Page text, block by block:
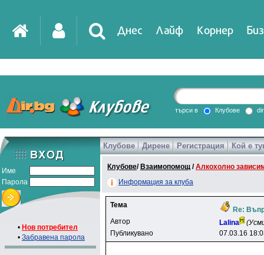
Днес Лайф Корнер
DirTV Impressio
Games
търси в Клубове
Име
Парола
• Нов потребител
• Забравена парола
Клубове Дирене Регистрация Кой е
Клубове/ Взаимопомощ /Алкохолно
Информация за клуба
Тема
Re:
Автор
Lalina
Публикувано
07.03.16